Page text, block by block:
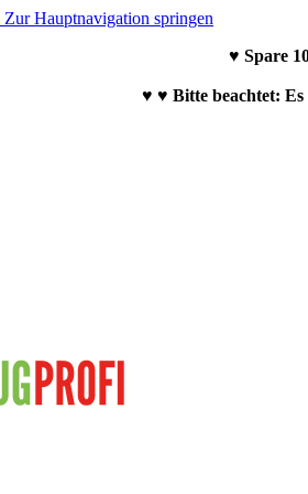
Zur Hauptnavigation springen
♥ Spare
♥ ♥ Bitte beachtet: